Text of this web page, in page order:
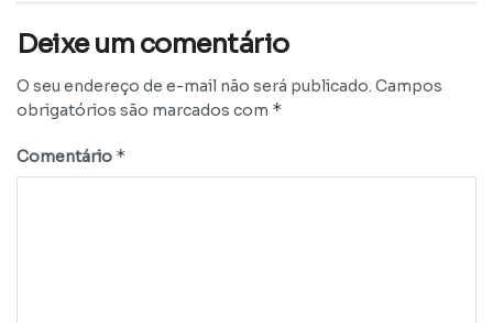
Deixe um comentário
O seu endereço de e-mail não será publicado. Campos
obrigatórios são marcados com *
Comentário *